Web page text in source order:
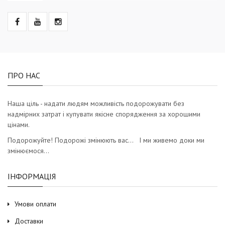
ПРО НАС
Наша ціль - надати людям можливість подорожувати без
надмірних затрат і купувати якісне спорядження за хорошими
цінами.
Подорожуйте! Подорожі змінюють вас… І ми живемо доки ми
змінюємося…
ІНФОРМАЦІЯ
Умови оплати
Доставки